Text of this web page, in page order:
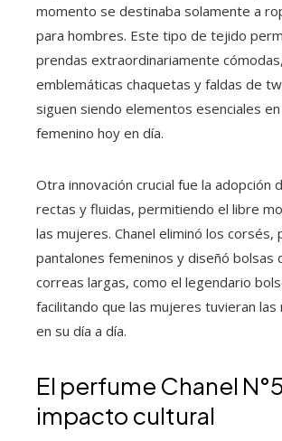
momento se destinaba solamente a
para hombres. Este tipo de tejido
prendas extraordinariamente
emblemáticas chaquetas y faldas de
siguen siendo elementos esenciales
femenino hoy en día.
Otra innovación crucial fue la adopción
rectas y fluidas, permitiendo el libre
las mujeres. Chanel eliminó los corsés,
pantalones femeninos y diseñó bolsas
correas largas, como el legendario
facilitando que las mujeres tuvieran las
en su día a día.
El perfume Chanel
impacto cultural